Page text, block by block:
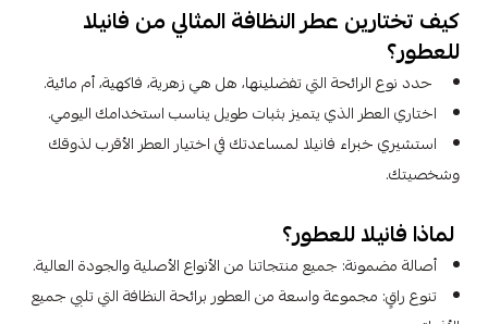
كيف تختارين عطر النظافة المثالي من فانيلا
للعطور؟
حدد نوع الرائحة التي تفضلينها، هل هي زهرية، فاكهية، أم مائية.
اختاري العطر الذي يتميز بثبات طويل يناسب استخدامك اليومي.
استشيري خبراء فانيلا لمساعدتك في اختيار العطر الأقرب لذوقك
وشخصيتك.
لماذا فانيلا للعطور؟
أصالة مضمونة: جميع منتجاتنا من الأنواع الأصلية والجودة العالية.
تنوع راقٍ: مجموعة واسعة من العطور برائحة النظافة التي تلبي جميع